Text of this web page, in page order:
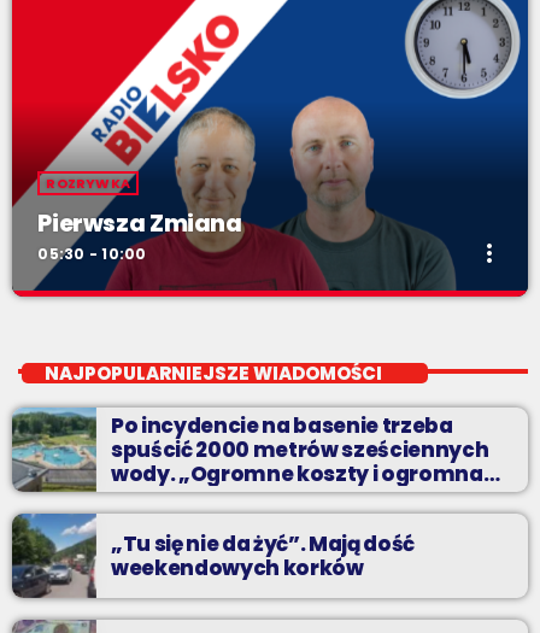
ROZRYWKA
Pierwsza Zmiana
05:30 - 10:00 more_vert
Codziennie od poniedziałku do piątku od 5:30 do 10.
NAJPOPULARNIEJSZE WIADOMOŚCI
Po incydencie na basenie trzeba
spuścić 2000 metrów sześciennych
wody. „Ogromne koszty i ogromna
praca”
„Tu się nie da żyć”. Mają dość
weekendowych korków